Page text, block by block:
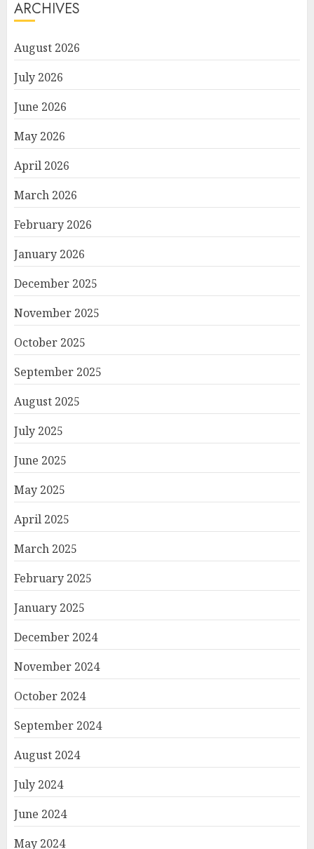
ARCHIVES
August 2026
July 2026
June 2026
May 2026
April 2026
March 2026
February 2026
January 2026
December 2025
November 2025
October 2025
September 2025
August 2025
July 2025
June 2025
May 2025
April 2025
March 2025
February 2025
January 2025
December 2024
November 2024
October 2024
September 2024
August 2024
July 2024
June 2024
May 2024